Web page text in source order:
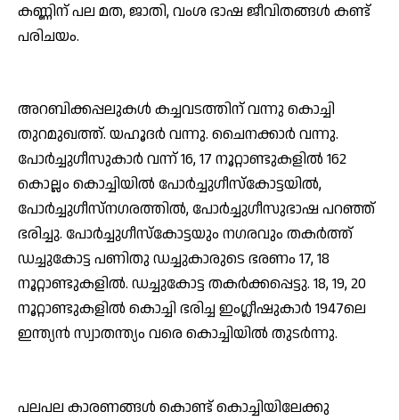
കണ്ണിന് പല മത, ജാതി, വംശ ഭാഷ ജീവിതങ്ങള്‍ കണ്ട്
പരിചയം.
അറബിക്കപ്പലുകള്‍ കച്ചവടത്തിന് വന്നു കൊച്ചി
തുറമുഖത്ത്. യഹൂദര്‍ വന്നു. ചൈനക്കാര്‍ വന്നു.
പോര്‍ച്ചുഗീസുകാര്‍ വന്ന് 16, 17 നൂറ്റാണ്ടുകളില്‍ 162
കൊല്ലം കൊച്ചിയില്‍ പോര്‍ച്ചുഗീസ്‌കോട്ടയില്‍,
പോര്‍ച്ചുഗീസ്‌നഗരത്തില്‍, പോര്‍ച്ചുഗീസുഭാഷ പറഞ്ഞ്
ഭരിച്ചു. പോര്‍ച്ചുഗീസ്‌കോട്ടയും നഗരവും തകര്‍ത്ത്
ഡച്ചുകോട്ട പണിതു ഡച്ചുകാരുടെ ഭരണം 17, 18
നൂറ്റാണ്ടുകളില്‍. ഡച്ചുകോട്ട തകര്‍ക്കപ്പെട്ടു. 18, 19, 20
നൂറ്റാണ്ടുകളില്‍ കൊച്ചി ഭരിച്ച ഇംഗ്ലീഷുകാര്‍ 1947ലെ
ഇന്ത്യന്‍ സ്വാതന്ത്യം വരെ കൊച്ചിയില്‍ തുടര്‍ന്നു.
പലപല കാരണങ്ങള്‍ കൊണ്ട് കൊച്ചിയിലേക്കു